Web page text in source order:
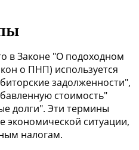
в Законе "О подоходном
о ПНП) используется
задолженности",
стоимость"
долги". Эти термины
экономической ситуации,
налогам.